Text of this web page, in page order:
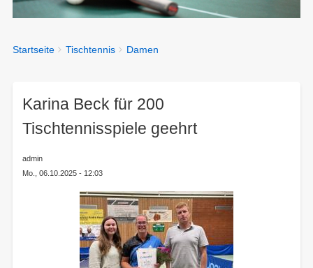
Breadcrumbs
You
Startseite Tischtennis Damen
Karina Beck für 200
Tischtennisspiele geehrt
admin
Mo., 06.10.2025 - 12:03